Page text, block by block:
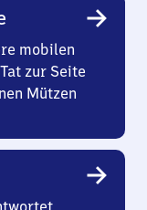
mobilen
zur Seite
Mützen